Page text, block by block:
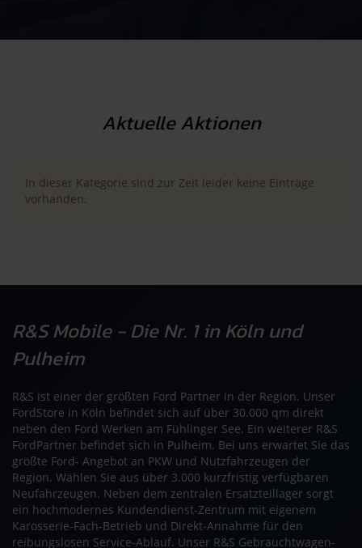
Aktuelle Aktionen
In dieser Kategorie sind zur Zeit leider keine Einträge
vorhanden.
R&S Mobile - Die Nr. 1 in Köln und
Pulheim
R&S ist einer der größten Ford Partner in der Region. Unser
FordStore in Köln befindet sich auf über 30.000 qm direkt
neben den Ford Werken am Fühlinger See. Ein weiterer R&S
FordPartner befindet sich in Pulheim. Bei uns erwartet Sie das
größte Ford- Angebot an PKW und Nutzfahrzeugen der
Region. Wählen Sie aus über 3.000 kurzfristig verfügbaren
Neufahrzeugen. Neben dem zentralen Ersatzteillager sorgt
ein hochmodernes Kundendienst-Zentrum mit eigenem
Karosserie-Fach-Betrieb und Direkt-Annahme für den
reibungslosen Service-Ablauf. Unser R&S Gebrauchtwagen-